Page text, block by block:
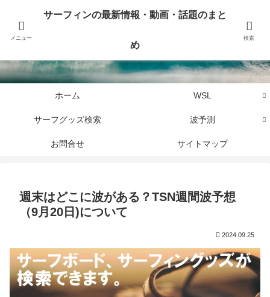
サーフィンに関するニュース・話題や最新情報を写真、画像、動画でまとめて
ホーム WSL
サーフグッズ検索 波予測
お問合せ サイトマップ
週末はどこに波がある？TSN週間波予想
（9月20日)について
2024.09.25
メニュー
サーフィンの最新情報・動画・話題のまと
め
検索